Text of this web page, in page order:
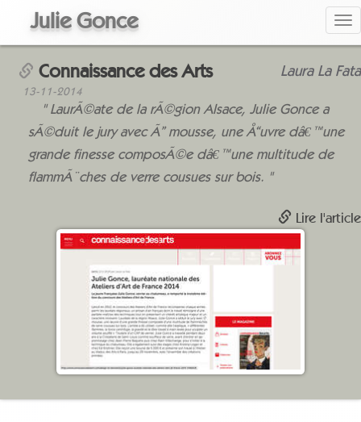
Julie Gonce
Connaissance des Arts Laura La Fata
13-11-2014
LaurÃ©ate de la rÃ©gion Alsace, Julie Gonce a
sÃ©duit le jury avec Ã” mousse, une Å“uvre dâ€™une
grande finesse composÃ©e dâ€™une multitude de
flammÃ¨ches de verre cousues sur bois.
Lire l'article